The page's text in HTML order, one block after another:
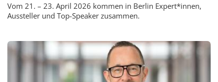
Vom 21. – 23. April 2026 kommen in Berlin Expert*innen,
Aussteller und Top-Speaker zusammen.